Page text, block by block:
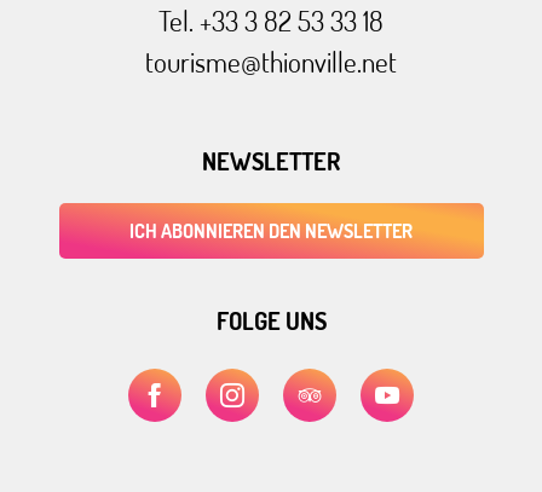
Tel. +33 3 82 53 33 18
tourisme@thionville.net
NEWSLETTER
ICH ABONNIEREN DEN NEWSLETTER
FOLGE UNS